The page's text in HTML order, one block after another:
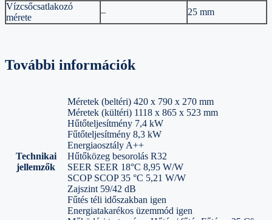
Vízcsőcsatlakozó
mérete
– 25 mm
További információk
Technikai
jellemzők
Méretek (beltéri) 420 x 790 x 270 mm
Méretek (kültéri) 1118 x 865 x 523 mm
Hűtőteljesítmény 7,4 kW
Fűtőteljesítmény 8,3 kW
Energiaosztály A++
Hűtőközeg besorolás R32
SEER SEER 18°C 8,95 W/W
SCOP SCOP 35 °C 5,21 W/W
Zajszint 59/42 dB
Fűtés téli időszakban igen
Energiatakarékos üzemmód igen